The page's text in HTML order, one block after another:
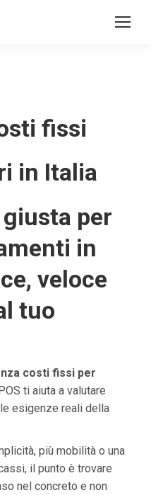
fissi
in Italia
per
in
veloce
tuo
costi fissi per
ti aiuta a valutare
esigenze reali della
più mobilità o una
il punto è trovare
nel concreto e non